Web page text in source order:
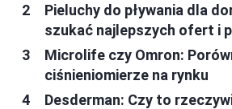
Pieluchy do pływania dla
szukać najlepszych ofert i
Microlife czy Omron:
ciśnieniomierze na rynku
Desderman: Czy to